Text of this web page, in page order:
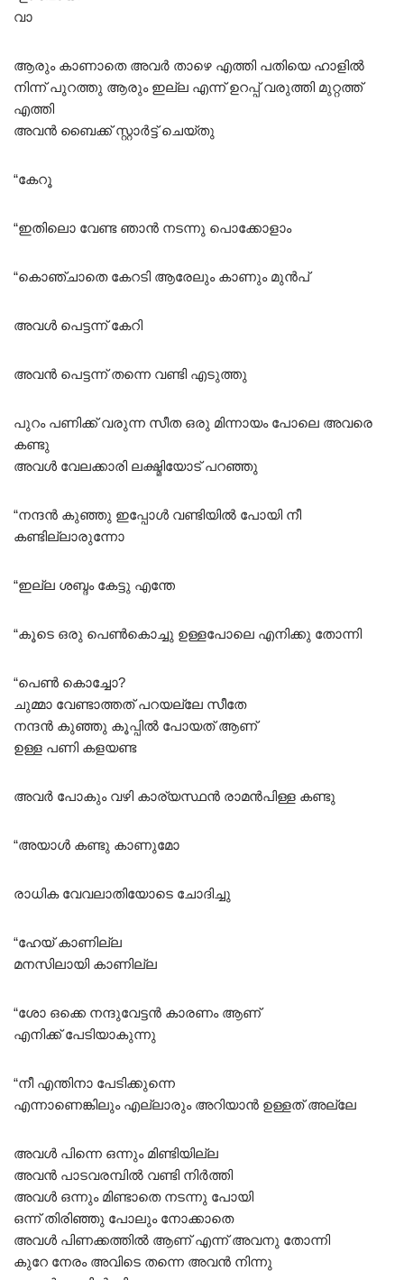
വാ
ആരും കാണാതെ അവർ താഴെ എത്തി പതിയെ ഹാളിൽ
നിന്ന്‌ പുറത്തു ആരും ഇല്ല എന്ന് ഉറപ്പ് വരുത്തി മുറ്റത്ത്
എത്തി
അവൻ ബൈക്ക് സ്റ്റാർട്ട്‌ ചെയ്തു
“കേറൂ
“ഇതിലൊ വേണ്ട ഞാൻ നടന്നു പൊക്കോളാം
“കൊഞ്ചാതെ കേറടി ആരേലും കാണും മുൻപ്
അവൾ പെട്ടന്ന് കേറി
അവൻ പെട്ടന്ന് തന്നെ വണ്ടി എടുത്തു
പുറം പണിക്ക് വരുന്ന സീത ഒരു മിന്നായം പോലെ അവരെ
കണ്ടു
അവൾ വേലക്കാരി ലക്ഷ്മിയോട് പറഞ്ഞു
“നന്ദൻ കുഞ്ഞു ഇപ്പോൾ വണ്ടിയിൽ പോയി നീ
കണ്ടില്ലാരുന്നോ
“ഇല്ല ശബ്ദം കേട്ടു എന്തേ
“കൂടെ ഒരു പെൺകൊച്ചു ഉള്ളപോലെ എനിക്കു തോന്നി
“പെൺ കൊച്ചോ?
ചുമ്മാ വേണ്ടാത്തത് പറയല്ലേ സീതേ
നന്ദൻ കുഞ്ഞു കൂപ്പിൽ പോയത് ആണ്
ഉള്ള പണി കളയണ്ട
അവർ പോകും വഴി കാര്യസ്ഥൻ രാമൻപിള്ള കണ്ടു
“അയാൾ കണ്ടു കാണുമോ
രാധിക വേവലാതിയോടെ ചോദിച്ചു
“ഹേയ് കാണില്ല
മനസിലായി കാണില്ല
“ശോ ഒക്കെ നന്ദുവേട്ടൻ കാരണം ആണ്
എനിക്ക് പേടിയാകുന്നു
“നീ എന്തിനാ പേടിക്കുന്നെ
എന്നാണെങ്കിലും എല്ലാരും അറിയാൻ ഉള്ളത് അല്ലേ
അവൾ പിന്നെ ഒന്നും മിണ്ടിയില്ല
അവൻ പാടവരമ്പിൽ വണ്ടി നിർത്തി
അവൾ ഒന്നും മിണ്ടാതെ നടന്നു പോയി
ഒന്ന് തിരിഞ്ഞു പോലും നോക്കാതെ
അവൾ പിണക്കത്തിൽ ആണ് എന്ന് അവനു തോന്നി
കുറേ നേരം അവിടെ തന്നെ അവൻ നിന്നു